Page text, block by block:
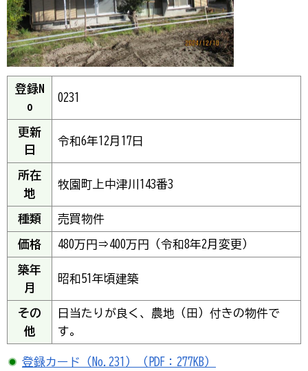
登録N
o
0231
更新
日
令和6年12月17日
所在
地
牧園町上中津川143番3
種類 売買物件
価格 480万円⇒400万円（令和8年2月変更）
築年
月
昭和51年頃建築
その
他
日当たりが良く、農地（田）付きの物件で
す。
登録カード（No.231）（PDF：277KB）